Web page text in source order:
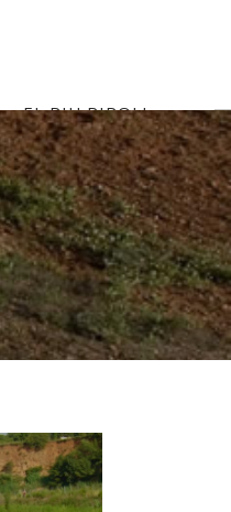
EL RIU RIPOLL